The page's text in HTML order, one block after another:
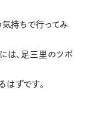
気持ちで行ってみ
は、足三里のツボ
はずです。